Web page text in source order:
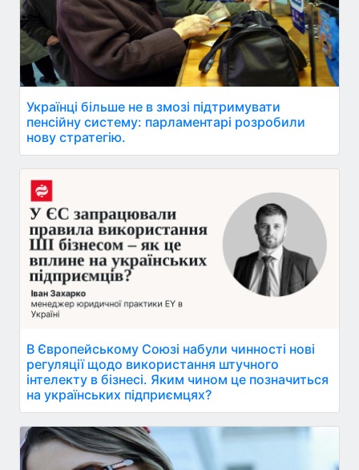
Українці більше не в змозі підтримувати
пенсійну систему: парламентарі розробили
нову стратегію.
В Європейському Союзі набули чинності нові
регуляції щодо використання штучного
інтелекту в бізнесі. Яким чином це позначиться
на українських підприємцях?